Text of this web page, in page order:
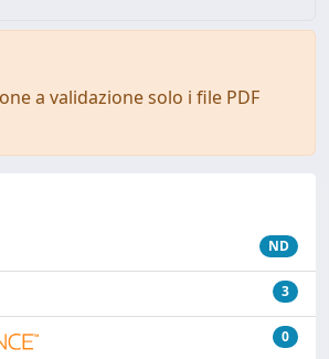
a validazione solo i file PDF
ND
3
0